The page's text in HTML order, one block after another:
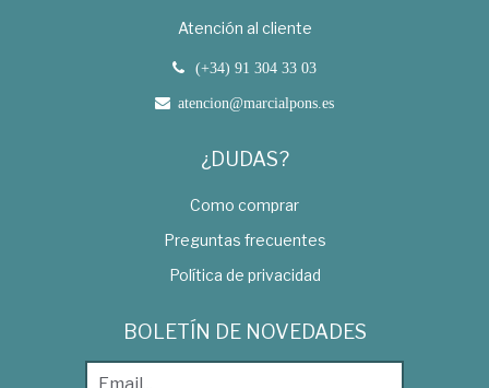
Atención al cliente
(+34) 91 304 33 03
atencion@marcialpons.es
¿DUDAS?
Como comprar
Preguntas frecuentes
Política de privacidad
BOLETÍN DE NOVEDADES